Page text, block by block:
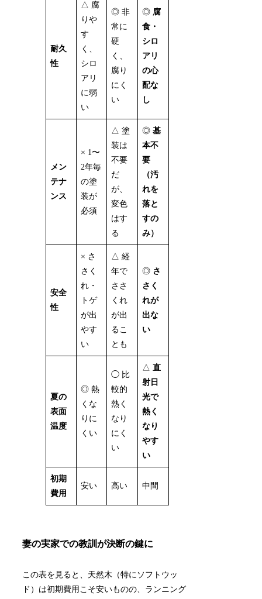
耐久
性
△ 腐
りや
す
く、
シロ
アリ
に弱
い
◎ 非
常に
硬
く、
腐り
にく
い
◎ 腐
食・
シロ
アリ
の心
配な
し
メン
テナ
ンス
× 1〜
2年毎
の塗
装が
必須
△ 塗
装は
不要
だ
が、
変色
はす
る
◎基
本不
要
（汚
れを
落と
すの
み）
安全
性
× さ
さく
れ・
トゲ
が出
やす
い
△ 経
年で
ささ
くれ
が出
るこ
とも
◎ さ
さく
れが
出な
い
夏の
表面
温度
◎ 熱
くな
りに
くい
◯ 比
較的
熱く
なり
にく
い
△直
射日
光で
熱く
なり
やす
い
初期
費用
安い 高い 中間
妻の実家での教訓が決断の鍵に
この表を見ると、天然木（特にソフトウッ
ド）は初期費用こそ安いものの、ランニング